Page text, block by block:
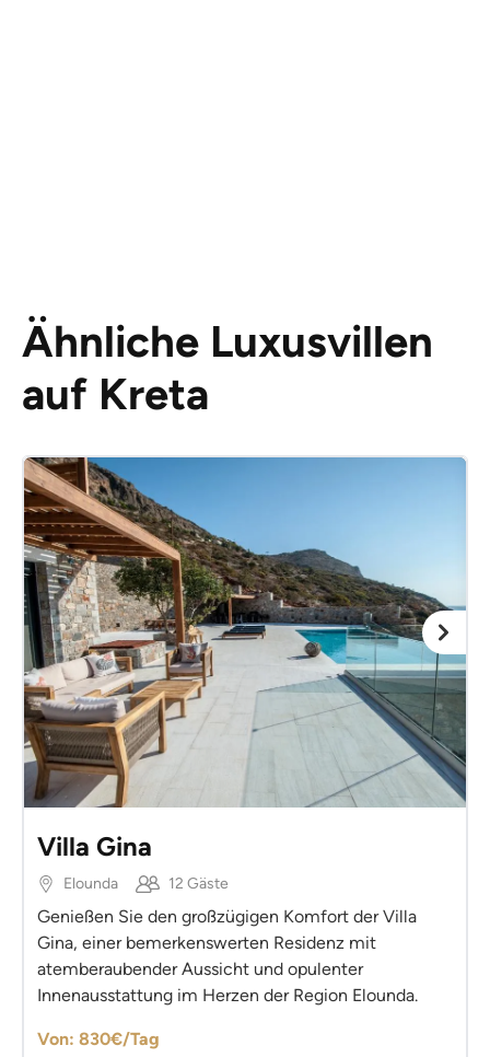
Ähnliche Luxusvillen
auf Kreta
Villa Gina
Elounda 12 Gäste
Genießen Sie den großzügigen Komfort der Villa
Gina, einer bemerkenswerten Residenz mit
atemberaubender Aussicht und opulenter
Innenausstattung im Herzen der Region Elounda.
Von: 830€/Tag